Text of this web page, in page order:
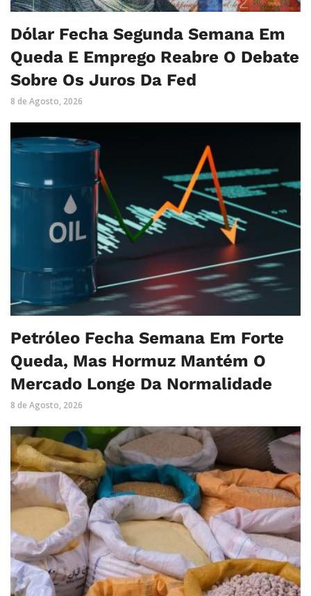
Dólar Fecha Segunda Semana Em
Queda E Emprego Reabre O Debate
Sobre Os Juros Da Fed
8 de Agosto, 2026
Petróleo Fecha Semana Em Forte
Queda, Mas Hormuz Mantém O
Mercado Longe Da Normalidade
8 de Agosto, 2026